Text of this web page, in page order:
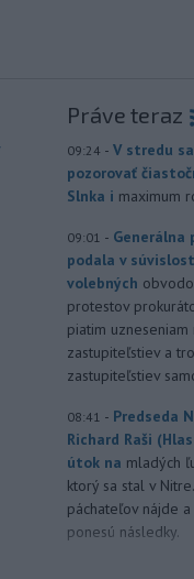
Práve teraz
09:24 - V stredu
pozorovať
Slnka i maximum
09:01 - Generálna
podala v
volebných
protestov
piatim uzneseniam
zastupiteľstiev a
zastupiteľstiev
08:41 - Predseda
Richard Raši
útok na mladých
ktorý sa stal v
páchateľov nájde
ponesú následky.